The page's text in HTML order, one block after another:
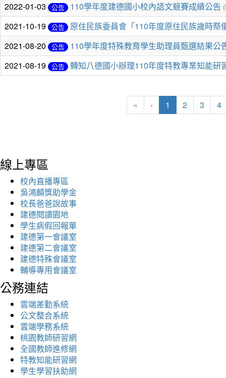
2022-01-03 公告 110學年度建德國小校內語文競賽成績公告 (
2021-10-19 公告
原住民族委員會「110年度原住民族歲時祭
2021-08-20
公告
110學年度特殊教育學生助理員甄選結果公
2021-08-19 公告 轉知八德國小辦理110年度特教專業知能研
« ‹ 1 (current)
2 3 4
線上專區
校內直播專區
吳鴻麟獎助學金
校長爸爸說故事
建德閱讀園地
學生病假回報單
建德第一會議室
建德第二會議室
建德特殊會議室
輔導專用會議室
公務連結
雲端差勤系統
公文整合系統
雲端學務系統
桃園教師研習網
全國教師進修網
特教知能研習網
學生學習扶助網